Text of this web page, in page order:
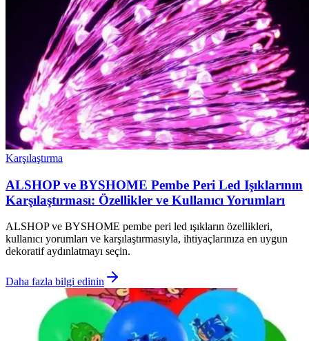
Karşılaştırma
ALSHOP ve BYSHOME Pembe Peri Led Işıklarının
Karşılaştırması: Özellikler ve Kullanıcı Yorumları
ALSHOP ve BYSHOME pembe peri led ışıkların özellikleri,
kullanıcı yorumları ve karşılaştırmasıyla, ihtiyaçlarınıza en uygun
dekoratif aydınlatmayı seçin.
Daha fazla bilgi edinin